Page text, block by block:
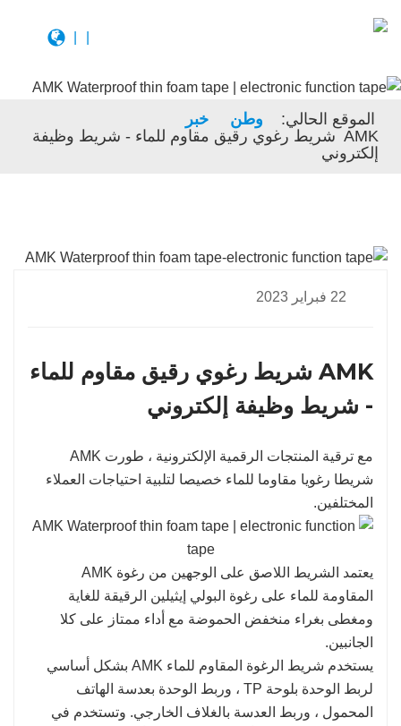
الموقع الحالي: وطن
خبر
AMK شريط رغوي رقيق مقاوم للماء - شريط وظيفة
إلكتروني
22 فبراير 2023
AMK شريط رغوي رقيق مقاوم للماء
- شريط وظيفة إلكتروني
مع ترقية المنتجات الرقمية الإلكترونية ، طورت AMK
شريطا رغويا مقاوما للماء خصيصا لتلبية احتياجات العملاء
المختلفين.
يعتمد الشريط اللاصق على الوجهين من رغوة AMK
المقاومة للماء على رغوة البولي إيثيلين الرقيقة للغاية
ومغطى بغراء منخفض الحموضة مع أداء ممتاز على كلا
الجانبين.
يستخدم شريط الرغوة المقاوم للماء AMK بشكل أساسي
لربط الوحدة بلوحة TP ، وربط الوحدة بعدسة الهاتف
المحمول ، وربط العدسة بالغلاف الخارجي. وتستخدم في